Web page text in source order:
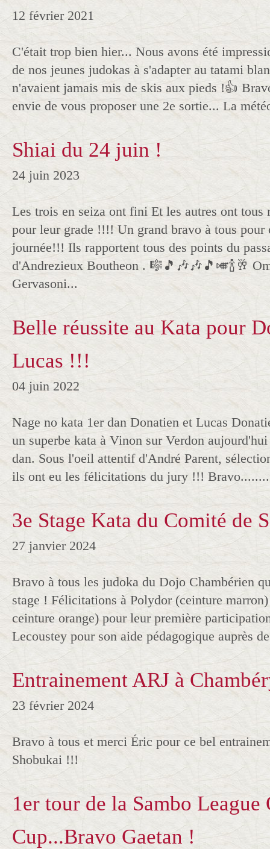
12 février 2021
C'était trop bien hier... Nous avons été
de nos jeunes judokas à s'adapter au tatami
n'avaient jamais mis de skis aux pieds !👍
envie de vous proposer une 2e sortie... La
Shiai du 24 juin !
24 juin 2023
Les trois en seiza ont fini Et les autres ont tous
pour leur grade !!!! Un grand bravo à tous pour
journée!!! Ils rapportent tous des points du
d'Andrezieux Boutheon . 🎼🎵🎶🎶🎵🎺🍾🥂
Gervasoni...
Belle réussite au Kata pour
Lucas !!!
04 juin 2022
Nage no kata 1er dan Donatien et Lucas
un superbe kata à Vinon sur Verdon
dan. Sous l'oeil attentif d'André Parent,
ils ont eu les félicitations du jury !!! Bravo........
3e Stage Kata du Comité de
27 janvier 2024
Bravo à tous les judoka du Dojo Chambérien
stage ! Félicitations à Polydor (ceinture
ceinture orange) pour leur première
Lecoustey pour son aide pédagogique auprès
Entrainement ARJ à
23 février 2024
Bravo à tous et merci Éric pour ce bel
Shobukai !!!
1er tour de la Sambo League
Cup...Bravo Gaetan !